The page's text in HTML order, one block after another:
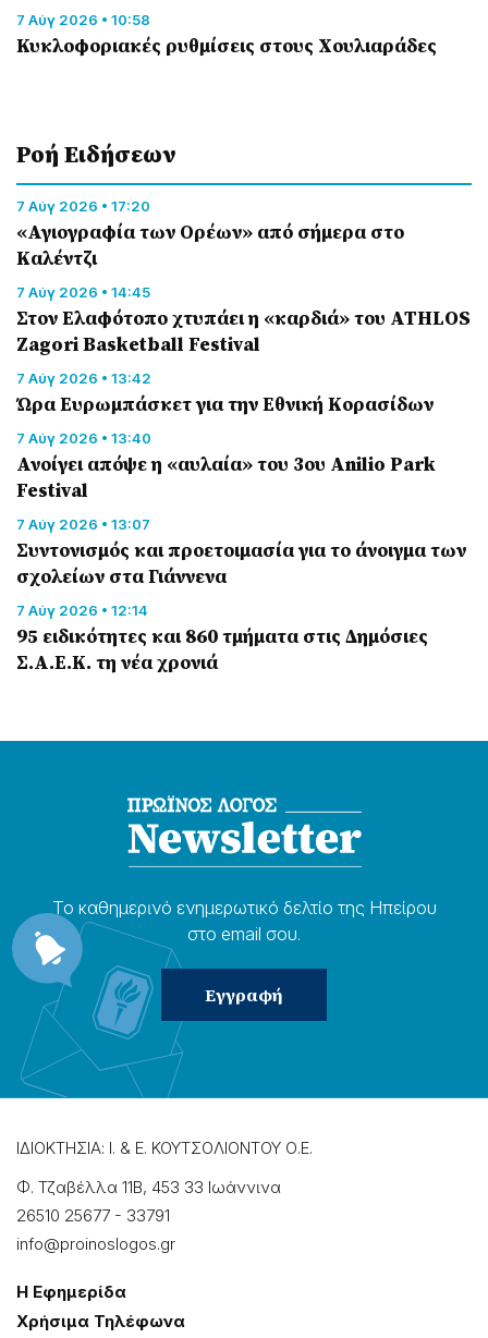
7 Αύγ 2026 • 10:58
Κυκλοφοριακές ρυθμίσεις στους Χουλιαράδες
Ροή Eιδήσεων
7 Αύγ 2026 • 17:20
«Αγιογραφία των Ορέων» από σήμερα στο
Καλέντζι
7 Αύγ 2026 • 14:45
Στον Ελαφότοπο χτυπάει η «καρδιά» του ATHLOS
Zagori Basketball Festival
7 Αύγ 2026 • 13:42
Ώρα Ευρωμπάσκετ για την Εθνική Κορασίδων
7 Αύγ 2026 • 13:40
Ανοίγει απόψε η «αυλαία» του 3ου Anilio Park
Festival
7 Αύγ 2026 • 13:07
Συντονισμός και προετοιμασία για το άνοιγμα των
σχολείων στα Γιάννενα
7 Αύγ 2026 • 12:14
95 ειδικότητες και 860 τμήματα στις Δημόσιες
Σ.Α.Ε.Κ. τη νέα χρονιά
Το καθημερɩνό ενημερωτɩκό δελτίο της Ηπείρου
στο email σου.
ΙΔΙΟΚΤΗΣΙΑ: Ι. & Ε. ΚΟΥΤΣΟΛΙΟΝΤΟΥ Ο.Ε.
Φ. Τζαβέλλα 11Β, 453 33 Ιωάννɩνα
26510 25677 - 33791
info@proinoslogos.gr
Η Εφημερίδα
Χρήσɩμα Τηλέφωνα